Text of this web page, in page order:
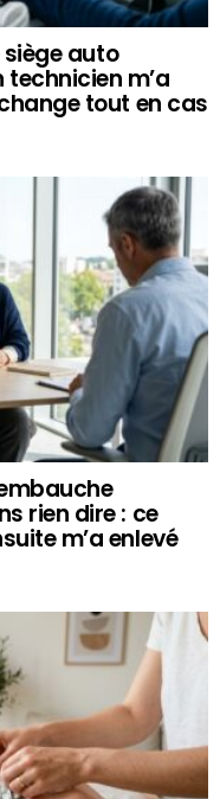
siège auto
technicien m’a
tout en cas
rien dire : ce
m’a enlevé